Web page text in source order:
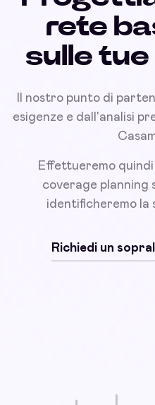
rete
sulle
Il nostro punto di
esigenze e dall'analisi
Effettueremo
coverage planning
identificheremo la
Richiedi un